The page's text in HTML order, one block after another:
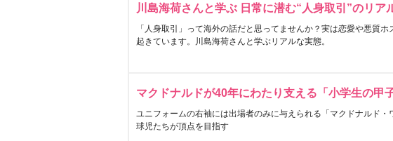
川島海荷さんと学ぶ 日常に潜む“人身取引”のリア
「人身取引」って海外の話だと思ってませんか？実は恋愛や悪質ホ
起きています。川島海荷さんと学ぶリアルな実態。
マクドナルドが40年にわたり支える「小学生の甲子
ユニフォームの右袖には出場者のみに与えられる「マクドナルド・
球児たちが頂点を目指す